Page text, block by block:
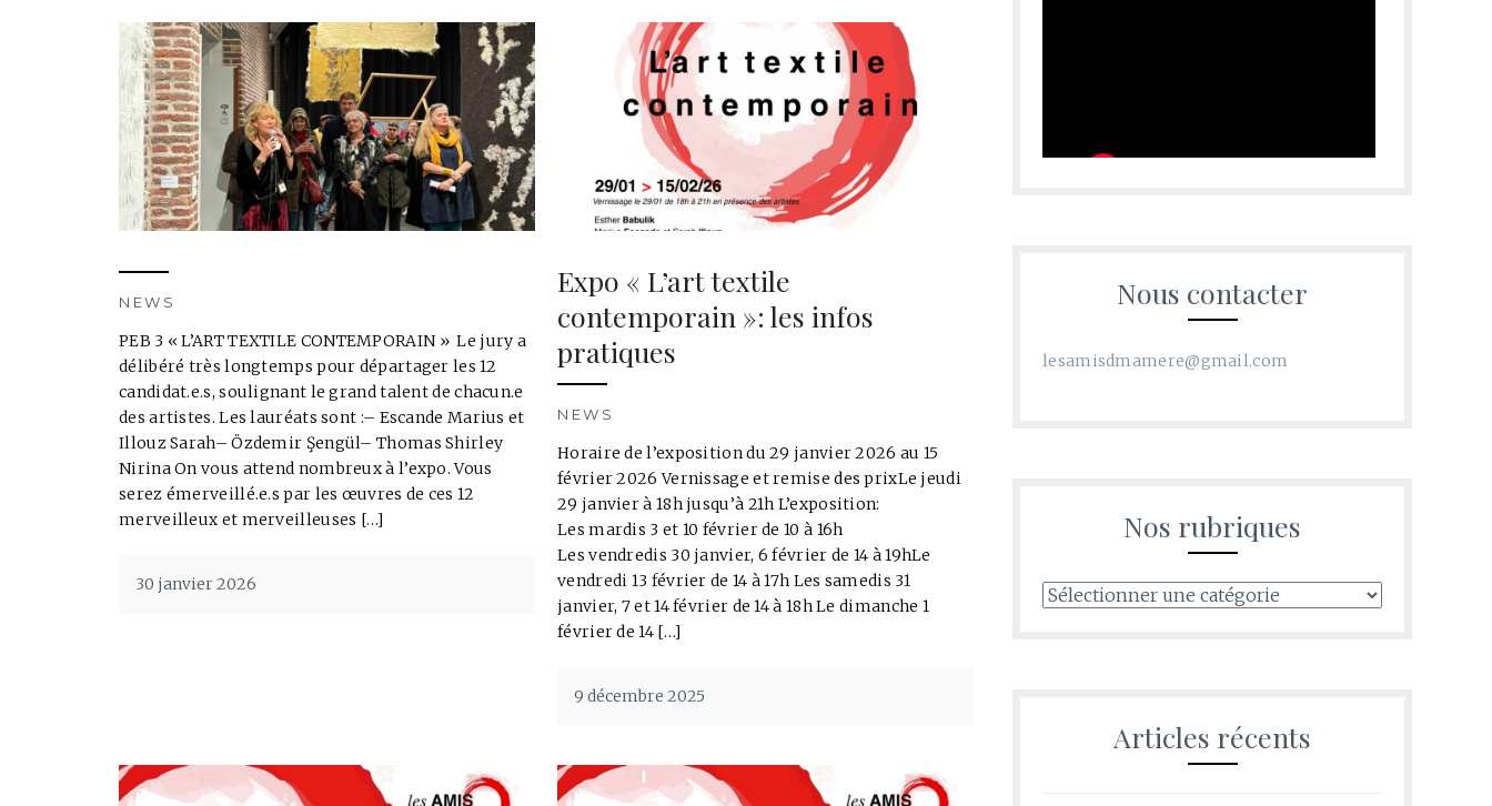
NEWS
PEB 3 « L’ART TEXTILE CONTEMPORAIN » Le jury a
délibéré très longtemps pour départager les 12
candidat.e.s, soulignant le grand talent de chacun.e
des artistes. Les lauréats sont :– Escande Marius et
Illouz Sarah– Özdemir Şengül– Thomas Shirley
Nirina On vous attend nombreux à l’expo. Vous
serez émerveillé.e.s par les œuvres de ces 12
merveilleux et merveilleuses […]
30 janvier 2026
Expo « L’art textile
contemporain »: les infos
pratiques
NEWS
Horaire de l’exposition du 29 janvier 2026 au 15
février 2026 Vernissage et remise des prixLe jeudi
29 janvier à 18h jusqu’à 21h L’exposition:
Les mardis 3 et 10 février de 10 à 16h
Les vendredis 30 janvier, 6 février de 14 à 19hLe
vendredi 13 février de 14 à 17h Les samedis 31
janvier, 7 et 14 février de 14 à 18h Le dimanche 1
février de 14 […]
9 décembre 2025
Nous contacter
lesamisdmamere@gmail.com
Nos rubriques
Nos
Articles récents